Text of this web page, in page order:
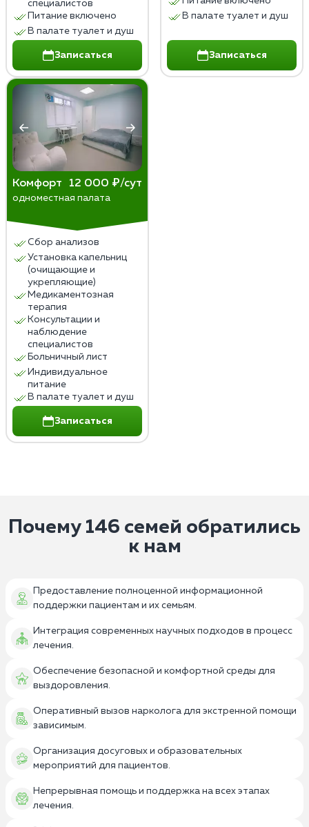
специалистов
Питание включено
В палате туалет и душ
Записаться
В палате туалет и душ
Записаться
Комфорт 12 000 ₽/сут
одноместная палата
Сбор анализов
Установка капельниц
(очищающие и
укрепляющие)
Медикаментозная
терапия
Консультации и
наблюдение
специалистов
Больничный лист
Индивидуальное
питание
В палате туалет и душ
Записаться
Почему 146 семей обратились
к нам
Предоставление полноценной информационной
поддержки пациентам и их семьям.
Интеграция современных научных подходов в процесс
лечения.
Обеспечение безопасной и комфортной среды для
выздоровления.
Оперативный вызов нарколога для экстренной помощи
зависимым.
Организация досуговых и образовательных
мероприятий для пациентов.
Непрерывная помощь и поддержка на всех этапах
лечения.